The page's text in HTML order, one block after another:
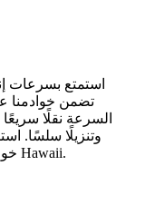
استمتع بسرعات
السرعة نقلًا سريعًا
وتنزيلًا سلسًا.
خوادم بروكسي متطورة مصممة خصيصًا لولاية Hawaii.